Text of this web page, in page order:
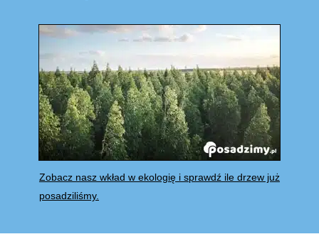
Zobacz nasz wkład w ekologię i sprawdź ile drzew już
posadziliśmy.